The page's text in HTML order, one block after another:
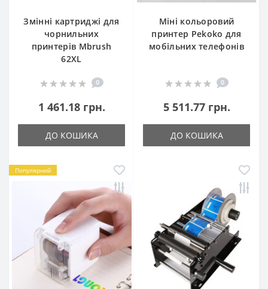
Змінні картриджі для
чорнильних
принтерів Mbrush
62XL
0
1 461.18 грн.
ДО КОШИКА
Міні кольоровий
принтер Pekoko для
мобільних телефонів
0
5 511.77 грн.
ДО КОШИКА
Популярний